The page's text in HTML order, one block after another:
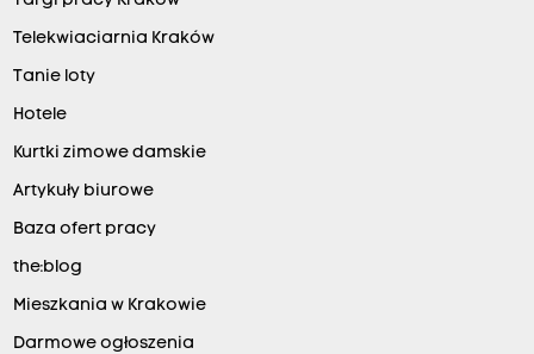
Telekwiaciarnia Kraków
Tanie loty
Hotele
Kurtki zimowe damskie
Artykuły biurowe
Baza ofert pracy
the:blog
Mieszkania w Krakowie
Darmowe ogłoszenia